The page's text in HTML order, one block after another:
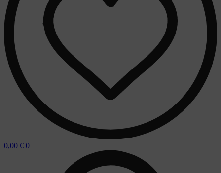
0,00 € 0